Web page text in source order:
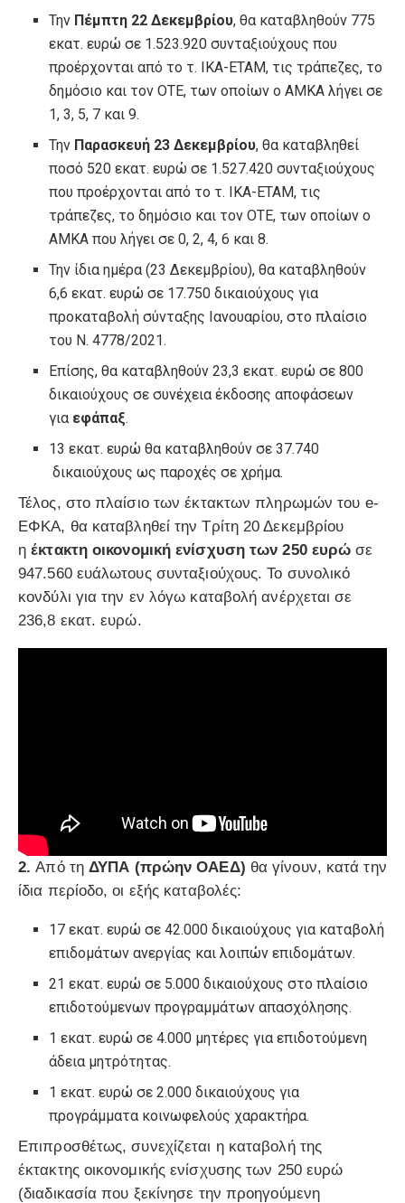
Την Πέμπτη 22 Δεκεμβρίου, θα καταβληθούν 775
εκατ. ευρώ σε 1.523.920 συνταξιούχους που
προέρχονται από το τ. ΙΚΑ-ΕΤΑΜ, τις τράπεζες, το
δημόσιο και τον ΟΤΕ, των οποίων ο ΑΜΚΑ λήγει σε
1, 3, 5, 7 και 9.
Την Παρασκευή 23 Δεκεμβρίου, θα καταβληθεί
ποσό 520 εκατ. ευρώ σε 1.527.420 συνταξιούχους
που προέρχονται από το τ. ΙΚΑ-ΕΤΑΜ, τις
τράπεζες, το δημόσιο και τον ΟΤΕ, των οποίων ο
ΑΜΚΑ που λήγει σε 0, 2, 4, 6 και 8.
Την ίδια ημέρα (23 Δεκεμβρίου), θα καταβληθούν
6,6 εκατ. ευρώ σε 17.750 δικαιούχους για
προκαταβολή σύνταξης Ιανουαρίου, στο πλαίσιο
του Ν. 4778/2021.
Επίσης, θα καταβληθούν 23,3 εκατ. ευρώ σε 800
δικαιούχους σε συνέχεια έκδοσης αποφάσεων
για εφάπαξ.
13 εκατ. ευρώ θα καταβληθούν σε 37.740
δικαιούχους ως παροχές σε χρήμα.
Τέλος, στο πλαίσιο των έκτακτων πληρωμών του e-
ΕΦΚΑ, θα καταβληθεί την Τρίτη 20 Δεκεμβρίου
ηέκτακτη οικονομική ενίσχυση των 250 ευρώσε
947.560 ευάλωτους συνταξιούχους. Το συνολικό
κονδύλι για την εν λόγω καταβολή ανέρχεται σε
236,8 εκατ. ευρώ.
2.Από τηΔΥΠΑ (πρώην ΟΑΕΔ) θα γίνουν, κατά την
ίδια περίοδο, οι εξής καταβολές:
17 εκατ. ευρώ σε 42.000 δικαιούχους για καταβολή
επιδομάτων ανεργίας και λοιπών επιδομάτων.
21 εκατ. ευρώ σε 5.000 δικαιούχους στο πλαίσιο
επιδοτούμενων προγραμμάτων απασχόλησης.
1 εκατ. ευρώ σε 4.000 μητέρες για επιδοτούμενη
άδεια μητρότητας.
1 εκατ. ευρώ σε 2.000 δικαιούχους για
προγράμματα κοινωφελούς χαρακτήρα.
Επιπροσθέτως, συνεχίζεται η καταβολή της
έκτακτης οικονομικής ενίσχυσης των 250 ευρώ
(διαδικασία που ξεκίνησε την προηγούμενη